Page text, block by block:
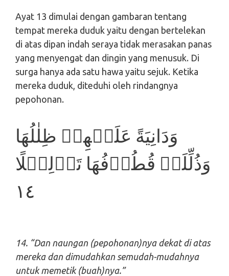
Ayat 13 dimulai dengan gambaran tentang
tempat mereka duduk yaitu dengan bertelekan
di atas dipan indah seraya tidak merasakan panas
yang menyengat dan dingin yang menusuk. Di
surga hanya ada satu hawa yaitu sejuk. Ketika
mereka duduk, diteduhi oleh rindangnya
pepohonan.
وَدَانِيَةً عَلَيۡهِمۡ ظِلٰلُهَا
وَذُلِّلَتۡ قُطُوۡفُهَا تَذۡلِيۡلًا‏
١٤
14. “Dan naungan (pepohonan)nya dekat di atas
mereka dan dimudahkan semudah-mudahnya
untuk memetik (buah)nya.”